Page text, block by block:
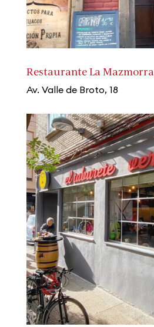
Restaurante La Mazmorra
Av. Valle de Broto, 18